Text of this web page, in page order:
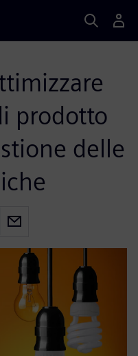
prodotto
delle